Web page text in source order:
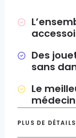
Des
sans
Le
PLUS DE DÉTAILS